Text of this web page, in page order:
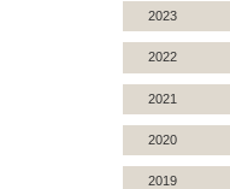
2023
2022
2021
2020
2019